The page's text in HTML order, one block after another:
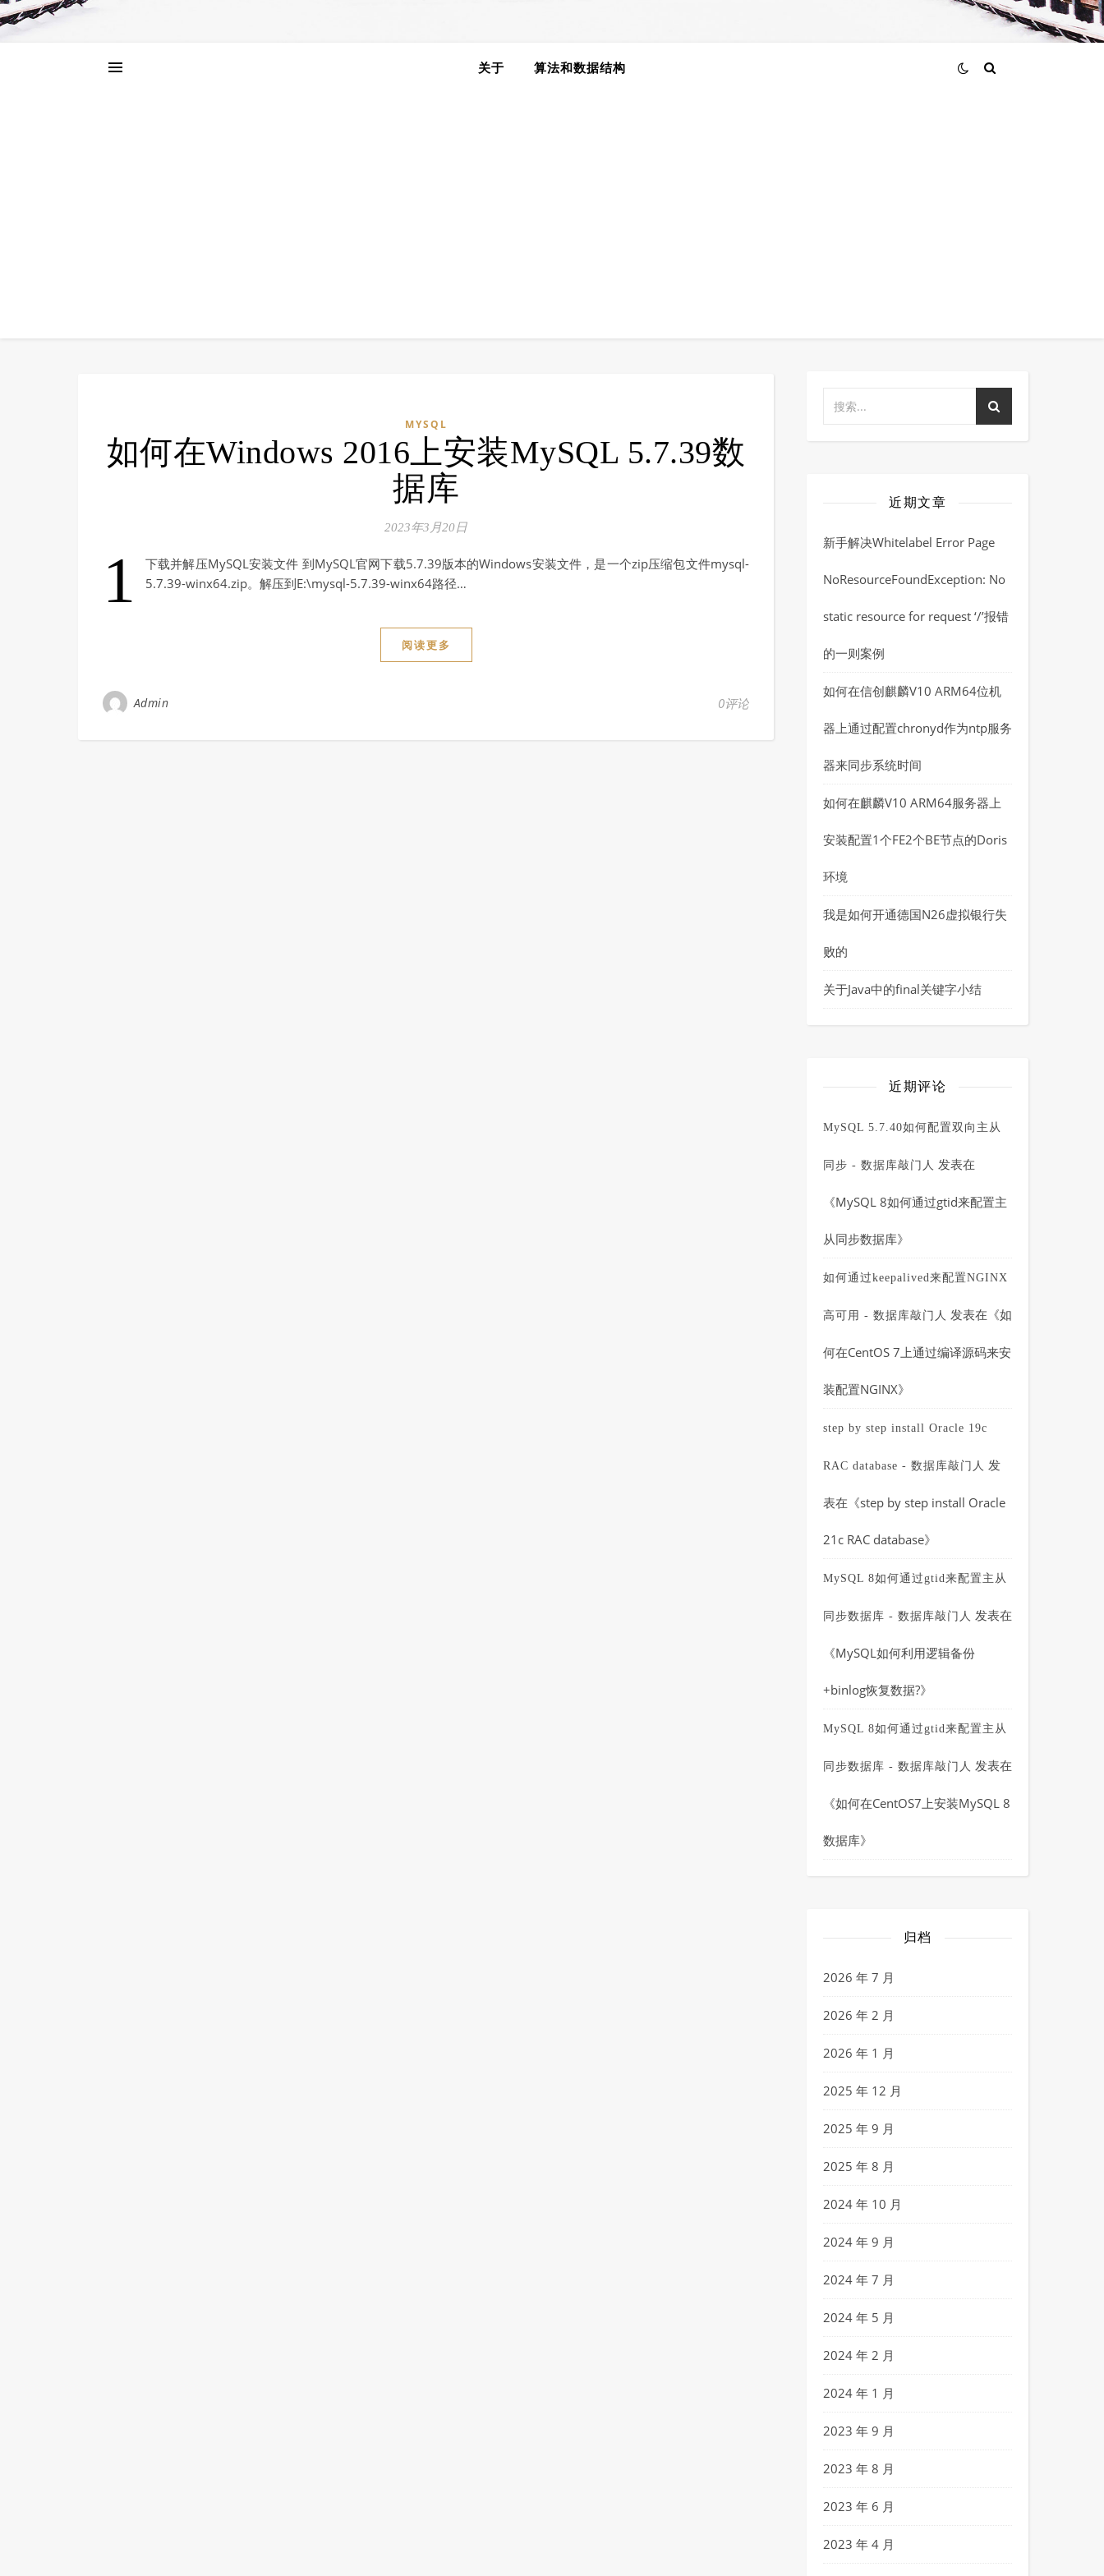
关于 算法和数据结构
MYSQL
如何在Windows 2016上安装MySQL 5.7.39数
据库
2023年3月20日
1
下载并解压MySQL安装文件 到MySQL官网下载5.7.39版本的Windows安装文件，是一个zip压缩包文件mysql-
5.7.39-winx64.zip。解压到E:\mysql-5.7.39-winx64路径…
阅读更多
Admin 0评论
近期文章
新手解决Whitelabel Error Page
NoResourceFoundException: No
static resource for request ‘/’报错
的一则案例
如何在信创麒麟V10 ARM64位机
器上通过配置chronyd作为ntp服务
器来同步系统时间
如何在麒麟V10 ARM64服务器上
安装配置1个FE2个BE节点的Doris
环境
我是如何开通德国N26虚拟银行失
败的
关于Java中的final关键字小结
近期评论
MySQL 5.7.40如何配置双向主从
同步 - 数据库敲门人 发表在
《MySQL 8如何通过gtid来配置主
从同步数据库》
如何通过keepalived来配置NGINX
高可用 - 数据库敲门人 发表在《如
何在CentOS 7上通过编译源码来安
装配置NGINX》
step by step install Oracle 19c
RAC database - 数据库敲门人 发
表在《step by step install Oracle
21c RAC database》
MySQL 8如何通过gtid来配置主从
同步数据库 - 数据库敲门人 发表在
《MySQL如何利用逻辑备份
+binlog恢复数据?》
MySQL 8如何通过gtid来配置主从
同步数据库 - 数据库敲门人 发表在
《如何在CentOS7上安装MySQL 8
数据库》
归档
2026 年 7 月
2026 年 2 月
2026 年 1 月
2025 年 12 月
2025 年 9 月
2025 年 8 月
2024 年 10 月
2024 年 9 月
2024 年 7 月
2024 年 5 月
2024 年 2 月
2024 年 1 月
2023 年 9 月
2023 年 8 月
2023 年 6 月
2023 年 4 月